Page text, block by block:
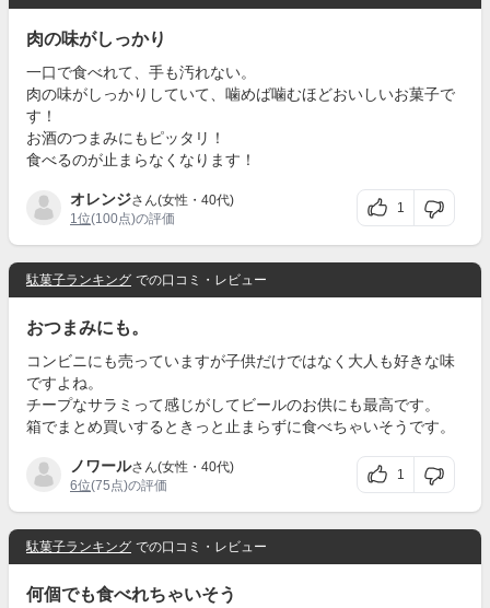
肉の味がしっかり
一口で食べれて、手も汚れない。
肉の味がしっかりしていて、噛めば噛むほどおいしいお菓子で
す！
お酒のつまみにもピッタリ！
食べるのが止まらなくなります！
オレンジさん(女性・40代)
1位(100点)の評価
1
駄菓子ランキング での口コミ・レビュー
おつまみにも。
コンビニにも売っていますが子供だけではなく大人も好きな味
ですよね。
チープなサラミって感じがしてビールのお供にも最高です。
箱でまとめ買いするときっと止まらずに食べちゃいそうです。
ノワールさん(女性・40代)
6位(75点)の評価
1
駄菓子ランキング での口コミ・レビュー
何個でも食べれちゃいそう